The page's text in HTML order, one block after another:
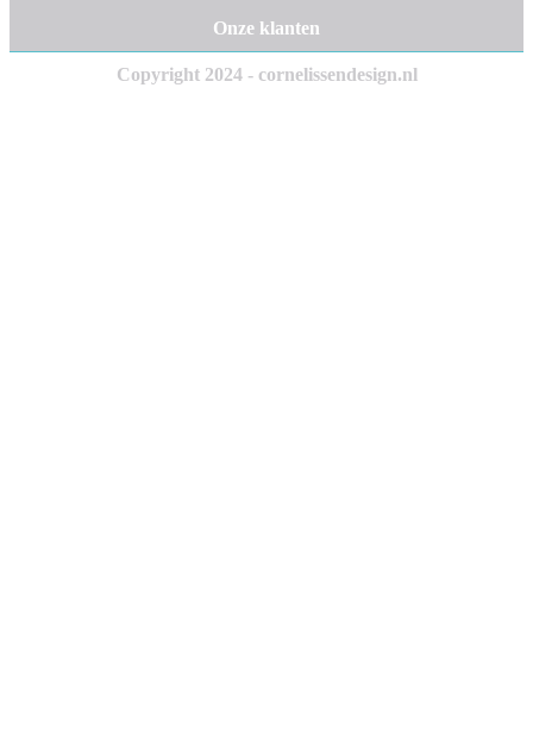
Onze klanten
Copyright 2024 - cornelissendesign.nl